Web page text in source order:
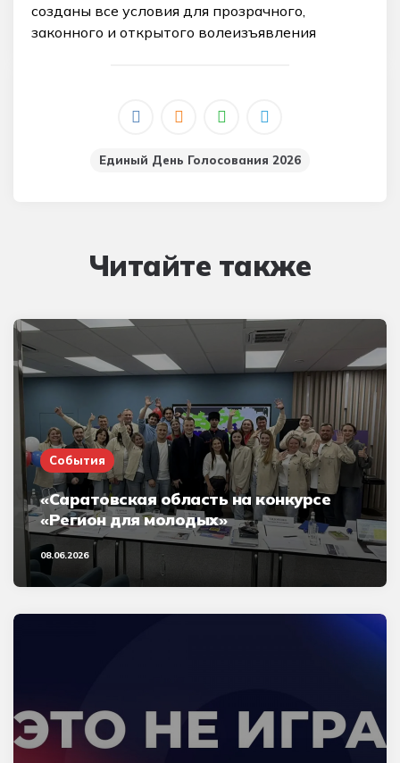
созданы все условия для прозрачного,
законного и открытого волеизъявления
Единый День Голосования 2026
Читайте также
События
«Саратовская область на конкурсе
«Регион для молодых»
08.06.2026